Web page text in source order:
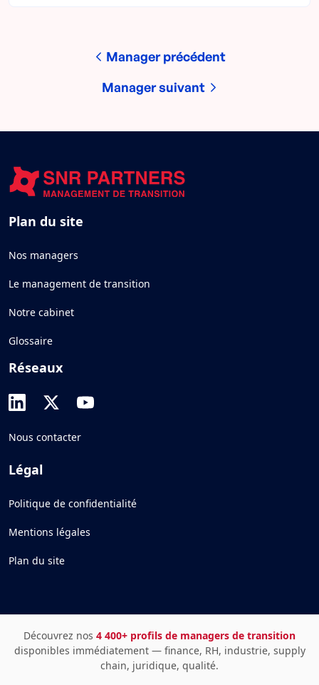
Manager précédent
Manager suivant
Plan du site
Nos managers
Le management de transition
Notre cabinet
Glossaire
Réseaux
Nous contacter
Légal
Politique de confidentialité
Mentions légales
Plan du site
Découvrez nos 4 400+ profils de managers de transition
disponibles immédiatement — finance, RH, industrie, supply
chain, juridique, qualité.